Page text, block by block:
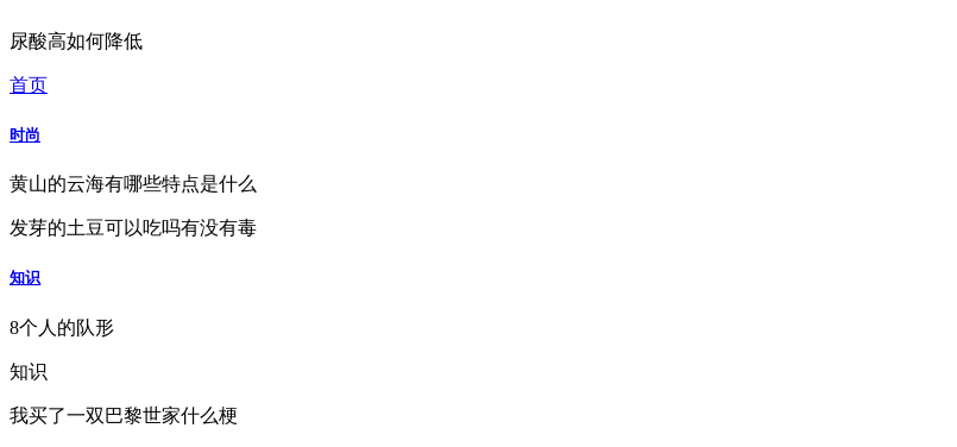
尿酸高如何降低
首页
时尚
黄山的云海有哪些特点是什么
发芽的土豆可以吃吗有没有毒
知识
8个人的队形
知识
我买了一双巴黎世家什么梗